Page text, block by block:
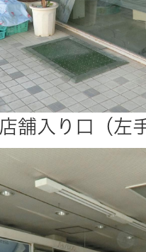
店舗入り口（左